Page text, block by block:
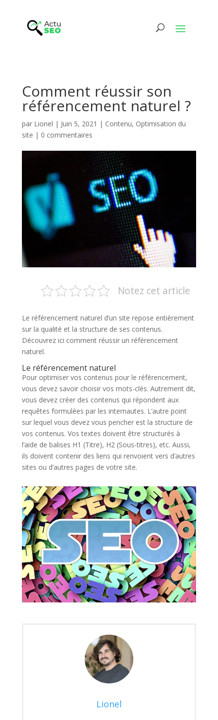
Comment réussir son
référencement naturel ?
par Lionel | Juin 5, 2021 | Contenu, Optimisation du
site | 0 commentaires
Notez cet article
Le référencement naturel d’un site repose entièrement
sur la qualité et la structure de ses contenus.
Découvrez ici comment réussir un référencement
naturel.
Le référencement naturel
Pour optimiser vos contenus pour le référencement,
vous devez savoir choisir vos mots-clés. Autrement dit,
vous devez créer des contenus qui répondent aux
requêtes formulées par les internautes. L’autre point
sur lequel vous devez vous pencher est la structure de
vos contenus. Vos textes doivent être structurés à
l’aide de balises H1 (Titre), H2 (Sous-titres), etc. Aussi,
ils doivent contenir des liens qui renvoient vers d’autres
sites ou d’autres pages de votre site.
Lionel